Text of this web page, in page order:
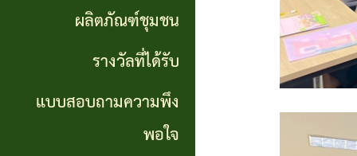
งาน
บริการ
ประชาชน
ผลิตภัณฑ์
ผลิตภัณฑ์ชุมชน
รางวัลที่ได้รับ
แบบสอบถามความพึง
พอใจ